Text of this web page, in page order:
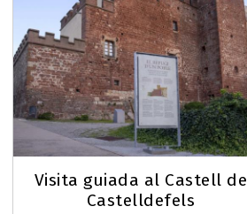
Visita guiada al Castell de
Castelldefels